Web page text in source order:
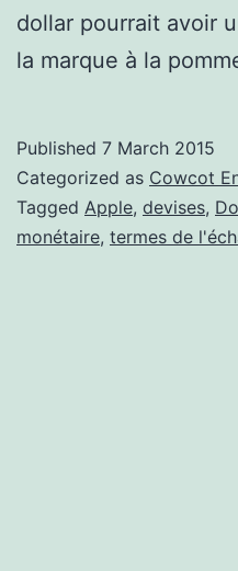
dollar pourrait avoir
la marque à la
Published 7 March 2015
Categorized as Cowcot
Tagged Apple, devises,
monétaire, termes de